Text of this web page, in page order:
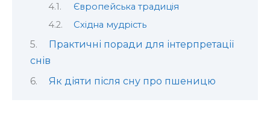
Європейська традиція
Східна мудрість
Практичні поради для інтерпретації
снів
Як діяти після сну про пшеницю